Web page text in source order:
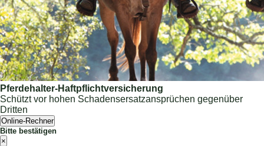
Pferdehalter-Haftpflichtversicherung
Schützt vor hohen Schadensersatzansprüchen gegenüber
Dritten
Online-Rechner
Bitte bestätigen
×